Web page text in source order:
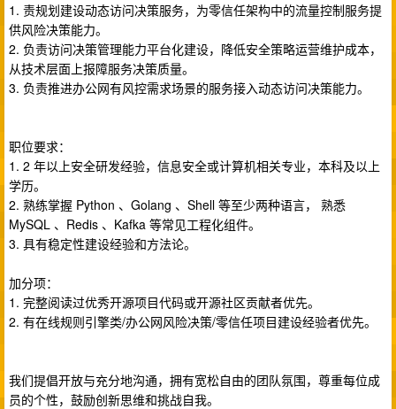
1. 责规划建设动态访问决策服务，为零信任架构中的流量控制服务提
供风险决策能力。
2. 负责访问决策管理能力平台化建设，降低安全策略运营维护成本，
从技术层面上报障服务决策质量。
3. 负责推进办公网有风控需求场景的服务接入动态访问决策能力。
职位要求：
1. 2 年以上安全研发经验，信息安全或计算机相关专业，本科及以上
学历。
2. 熟练掌握 Python 、Golang 、Shell 等至少两种语言， 熟悉
MySQL 、Redis 、Kafka 等常见工程化组件。
3. 具有稳定性建设经验和方法论。
加分项：
1. 完整阅读过优秀开源项目代码或开源社区贡献者优先。
2. 有在线规则引擎类/办公网风险决策/零信任项目建设经验者优先。
我们提倡开放与充分地沟通，拥有宽松自由的团队氛围，尊重每位成
员的个性，鼓励创新思维和挑战自我。